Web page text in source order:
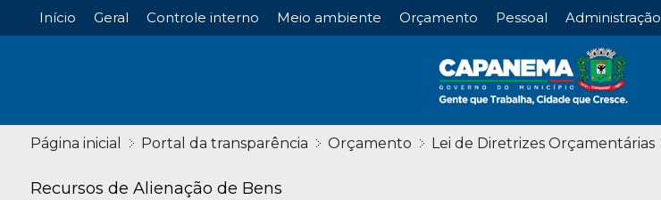
Início Geral Controle interno Meio ambiente Orçamento Pessoal Administração
Página inicial Portal da transparência Orçamento Lei de Diretrizes Orçamentárias
Recursos de Alienação de Bens